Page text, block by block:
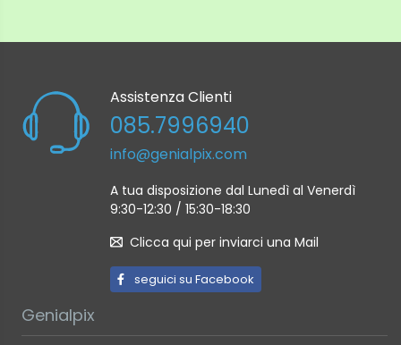
Assistenza Clienti
085.7996940
info@genialpix.com
A tua disposizione dal Lunedì al Venerdì
9:30-12:30 / 15:30-18:30
Clicca qui per inviarci una Mail
seguici su Facebook
Genialpix